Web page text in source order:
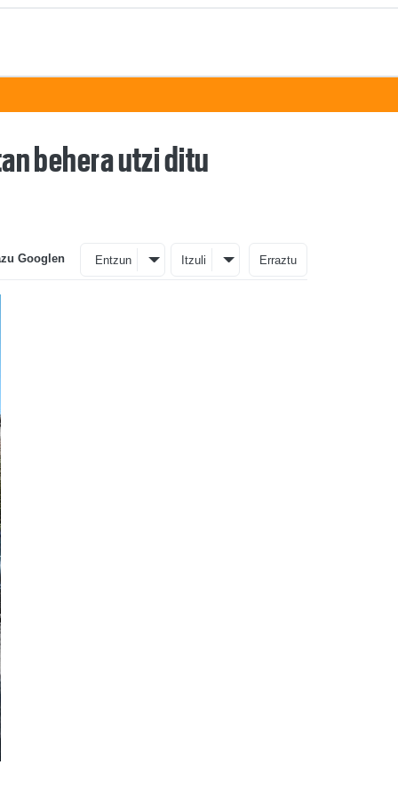
behera utzi ditu
Googlen Entzun Itzuli Erraztu